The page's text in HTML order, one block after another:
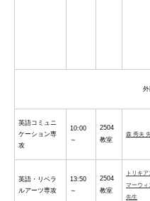
英語コミュニ
ケーション専
攻
10:00
～
2504
教室
森 秀夫
英語・リベラ
ルアーツ専攻
13:50
～
2504
教室
トリキア
マーウィ
先生